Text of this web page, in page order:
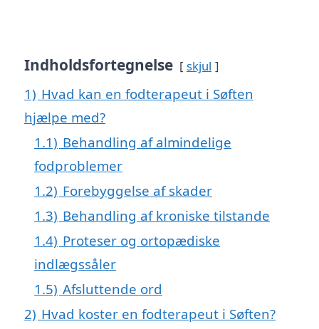
Indholdsfortegnelse skjul
1) Hvad kan en fodterapeut i Søften
hjælpe med?
1.1) Behandling af almindelige
fodproblemer
1.2) Forebyggelse af skader
1.3) Behandling af kroniske tilstande
1.4) Proteser og ortopædiske
indlægssåler
1.5) Afsluttende ord
2) Hvad koster en fodterapeut i Søften?